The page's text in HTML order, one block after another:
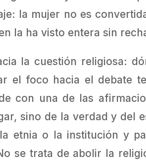
la mujer no es
la ha visto entera sin
la cuestión religiosa:
el foco hacia el debate
con una de las
sino de la verdad y del
etnia o la institución y
se trata de abolir la